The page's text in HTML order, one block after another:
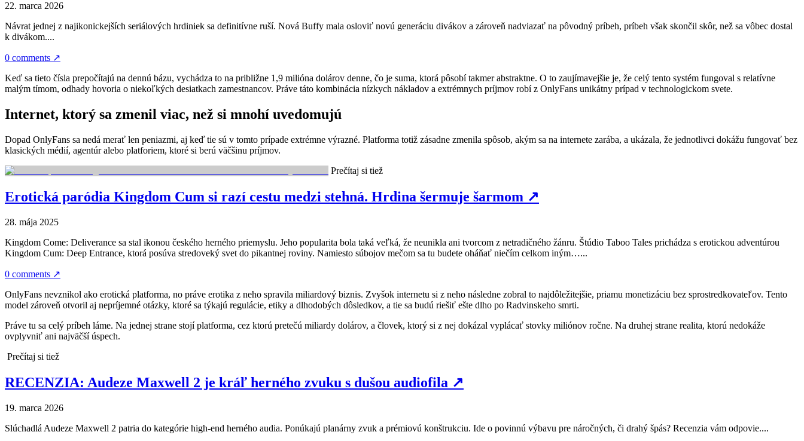
22. marca 2026
Návrat jednej z najikonickejších seriálových hrdiniek sa definitívne ruší. Nová Buffy mala osloviť novú generáciu divákov a zároveň nadviazať na pôvodný príbeh, príbeh však skončil skôr, než sa vôbec dostal
k divákom....
0 comments ↗
Keď sa tieto čísla prepočítajú na dennú bázu, vychádza to na približne 1,9 milióna dolárov denne, čo je suma, ktorá pôsobí takmer abstraktne. O to zaujímavejšie je, že celý tento systém fungoval s relatívne
malým tímom, odhady hovoria o niekoľkých desiatkach zamestnancov. Práve táto kombinácia nízkych nákladov a extrémnych príjmov robí z OnlyFans unikátny prípad v technologickom svete.
Internet, ktorý sa zmenil viac, než si mnohí uvedomujú
Dopad OnlyFans sa nedá merať len peniazmi, aj keď tie sú v tomto prípade extrémne výrazné. Platforma totiž zásadne zmenila spôsob, akým sa na internete zarába, a ukázala, že jednotlivci dokážu fungovať bez
klasických médií, agentúr alebo platforiem, ktoré si berú väčšinu príjmov.
Prečítaj si tiež
Erotická paródia Kingdom Cum si razí cestu medzi stehná. Hrdina šermuje šarmom ↗
28. mája 2025
Kingdom Come: Deliverance sa stal ikonou českého herného priemyslu. Jeho popularita bola taká veľká, že neunikla ani tvorcom z netradičného žánru. Štúdio Taboo Tales prichádza s erotickou adventúrou
Kingdom Cum: Deep Entrance, ktorá posúva stredoveký svet do pikantnej roviny. Namiesto súbojov mečom sa tu budete oháňať niečím celkom iným…...
0 comments ↗
OnlyFans nevznikol ako erotická platforma, no práve erotika z neho spravila miliardový biznis. Zvyšok internetu si z neho následne zobral to najdôležitejšie, priamu monetizáciu bez sprostredkovateľov. Tento
model zároveň otvoril aj nepríjemné otázky, ktoré sa týkajú regulácie, etiky a dlhodobých dôsledkov, a tie sa budú riešiť ešte dlho po Radvinskeho smrti.
Práve tu sa celý príbeh láme. Na jednej strane stojí platforma, cez ktorú pretečú miliardy dolárov, a človek, ktorý si z nej dokázal vyplácať stovky miliónov ročne. Na druhej strane realita, ktorú nedokáže
ovplyvniť ani najväčší úspech.
Prečítaj si tiež
RECENZIA: Audeze Maxwell 2 je kráľ herného zvuku s dušou audiofila ↗
19. marca 2026
Slúchadlá Audeze Maxwell 2 patria do kategórie high-end herného audia. Ponúkajú planárny zvuk a prémiovú konštrukciu. Ide o povinnú výbavu pre náročných, či drahý špás? Recenzia vám odpovie....